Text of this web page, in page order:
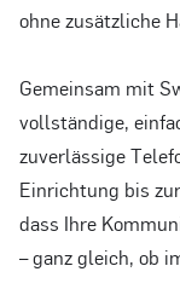
ohne zusätzliche
Gemeinsam mit
vollständige,
zuverlässige
Einrichtung bis
dass Ihre
– ganz gleich, ob